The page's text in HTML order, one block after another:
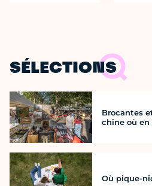
SÉLECTIONS
Brocantes
chine où en
Où pique-